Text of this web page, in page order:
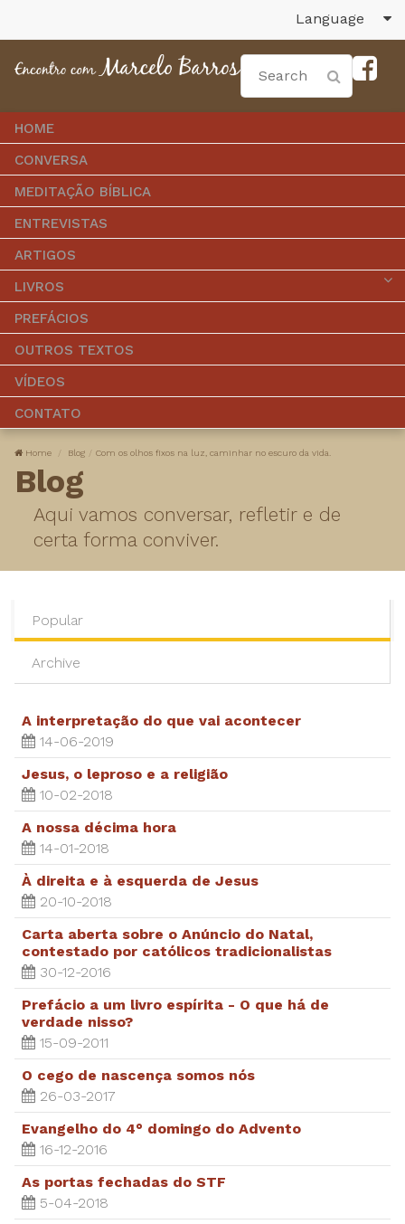
Language
HOME
CONVERSA
MEDITAÇÃO BÍBLICA
ENTREVISTAS
ARTIGOS
LIVROS
PREFÁCIOS
OUTROS TEXTOS
VÍDEOS
CONTATO
Home Blog Com os olhos fixos na luz, caminhar no escuro da vida.
Blog
Aqui vamos conversar, refletir e de
certa forma conviver.
Popular
Archive
A interpretação do que vai acontecer
14-06-2019
Jesus, o leproso e a religião
10-02-2018
A nossa décima hora
14-01-2018
À direita e à esquerda de Jesus
20-10-2018
Carta aberta sobre o Anúncio do Natal,
contestado por católicos tradicionalistas
30-12-2016
Prefácio a um livro espírita - O que há de
verdade nisso?
15-09-2011
O cego de nascença somos nós
26-03-2017
Evangelho do 4° domingo do Advento
16-12-2016
As portas fechadas do STF
5-04-2018